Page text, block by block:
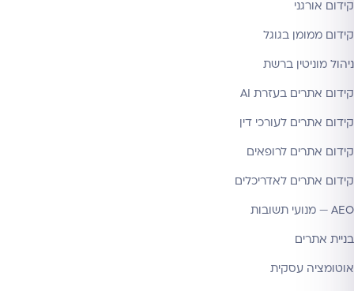
קידום אורגני
קידום ממומן בגוגל
ניהול מוניטין ברשת
קידום אתרים בעזרת AI
קידום אתרים לעורכי דין
קידום אתרים לרופאים
קידום אתרים לאדריכלים
AEO — מנועי תשובות
בניית אתרים
אוטומציה עסקית